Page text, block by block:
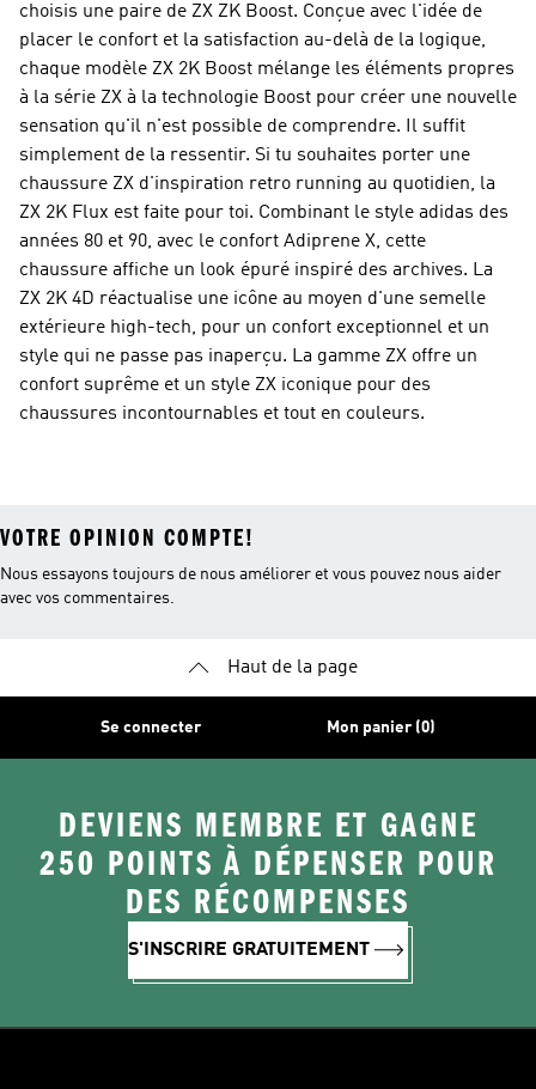
choisis une paire de ZX ZK Boost. Conçue avec l'idée de
placer le confort et la satisfaction au-delà de la logique,
chaque modèle ZX 2K Boost mélange les éléments propres
à la série ZX à la technologie Boost pour créer une nouvelle
sensation qu'il n'est possible de comprendre. Il suffit
simplement de la ressentir. Si tu souhaites porter une
chaussure ZX d'inspiration retro running au quotidien, la
ZX 2K Flux est faite pour toi. Combinant le style adidas des
années 80 et 90, avec le confort Adiprene X, cette
chaussure affiche un look épuré inspiré des archives. La
ZX 2K 4D réactualise une icône au moyen d'une semelle
extérieure high-tech, pour un confort exceptionnel et un
style qui ne passe pas inaperçu. La gamme ZX offre un
confort suprême et un style ZX iconique pour des
chaussures incontournables et tout en couleurs.
VOTRE OPINION COMPTE!
Nous essayons toujours de nous améliorer et vous pouvez nous aider
avec vos commentaires.
Haut de la page
Se connecter Mon panier (0)
DEVIENS MEMBRE ET GAGNE
250 POINTS À DÉPENSER POUR
DES RÉCOMPENSES
S'INSCRIRE GRATUITEMENT